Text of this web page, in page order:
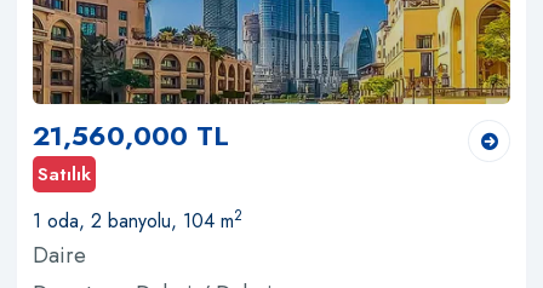
21,560,000 TL
Satılık
1 oda, 2 banyolu, 104 m2
Daire